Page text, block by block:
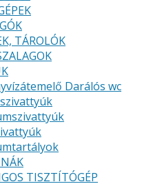
TÁROLÓK
Darálós wc
TISZTÍTÓGÉP